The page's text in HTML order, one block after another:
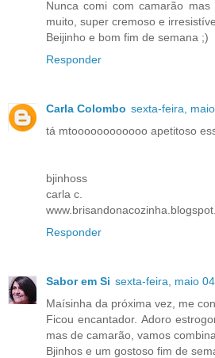
Nunca comi com camarão
muito, super cremoso e
Beijinho e bom fim de semana ;)
Responder
Carla Colombo sexta-feira,
tá mtoooooooooooo apetitoso
bjinhoss
carla c.
Responder
Sabor em Si sexta-feira, maio
Maísinha da próxima vez, me
Ficou encantador. Adoro
mas de camarão, vamos
Bjinhos e um gostoso fim de